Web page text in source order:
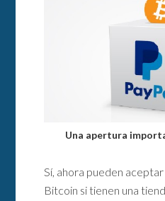
Una apertura
Sí, ahora pueden
Bitcoin si tienen una